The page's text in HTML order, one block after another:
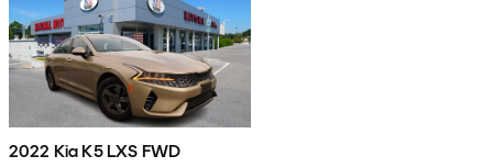
2022 Kia K5 LXS FWD